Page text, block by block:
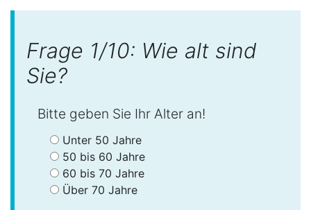
Frage 1/10: Wie alt sind
Sie?
Bitte geben Sie Ihr Alter an!
Unter 50 Jahre
50 bis 60 Jahre
60 bis 70 Jahre
Über 70 Jahre